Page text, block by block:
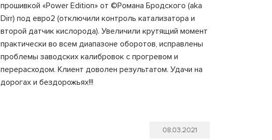
прошивкой «Power Edition» от ©Романа Бродского (aka
Dirr) под евро2 (отключили контроль катализатора и
второй датчик кислорода). Увеличили крутящий момент
практически во всем диапазоне оборотов, исправлены
проблемы заводских калибровок с прогревом и
перерасходом. Клиент доволен результатом. Удачи на
дорогах и бездорожьях!!!
08.03.2021